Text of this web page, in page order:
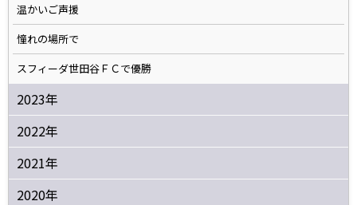
温かいご声援
憧れの場所で
スフィーダ世田谷ＦＣで優勝
2023年
2022年
2021年
2020年